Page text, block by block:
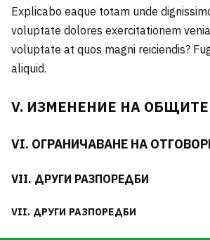
Explicabo eaque totam unde
voluptate dolores exercitationem
voluptate at quos magni reiciendis?
aliquid.
V. ИЗМЕНЕНИЕ НА ОБЩИТЕ
VI. ОГРАНИЧАВАНЕ НА
VII. ДРУГИ РАЗПОРЕДБИ
VII. ДРУГИ РАЗПОРЕДБИ